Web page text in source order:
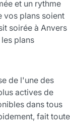
et un rythme
vos plans soient
soirée à Anvers
plans
de l'une des
actives de
dans tous
fait toute